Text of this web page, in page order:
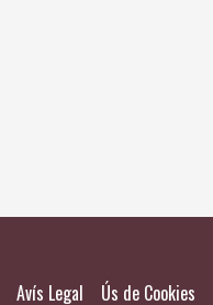
Avís Legal Ús de Cookies